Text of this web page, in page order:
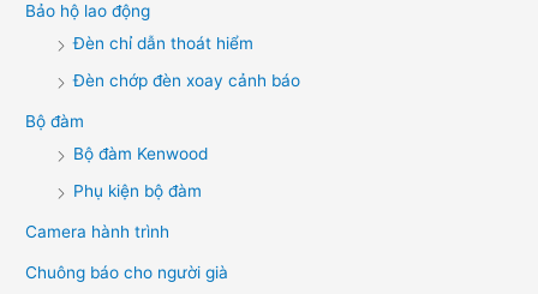
Bảo hộ lao động
Đèn chỉ dẫn thoát hiểm
Đèn chớp đèn xoay cảnh báo
Bộ đàm
Bộ đàm Kenwood
Phụ kiện bộ đàm
Camera hành trình
Chuông báo cho người già